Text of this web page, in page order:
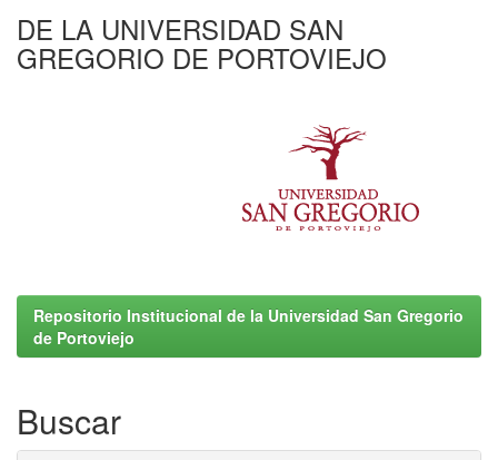
DE LA UNIVERSIDAD SAN
GREGORIO DE PORTOVIEJO
Repositorio Institucional de la Universidad San Gregorio
de Portoviejo
Buscar